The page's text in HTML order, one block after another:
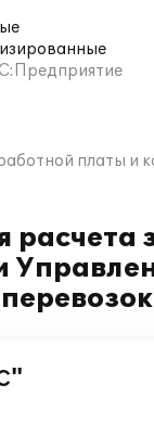
платы
расчета